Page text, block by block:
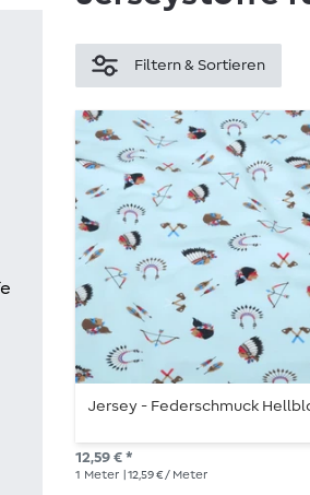
Filtern & Sortieren
Jersey - Federschmuck
12,59 € *
1 Meter | 12,59 € / Meter